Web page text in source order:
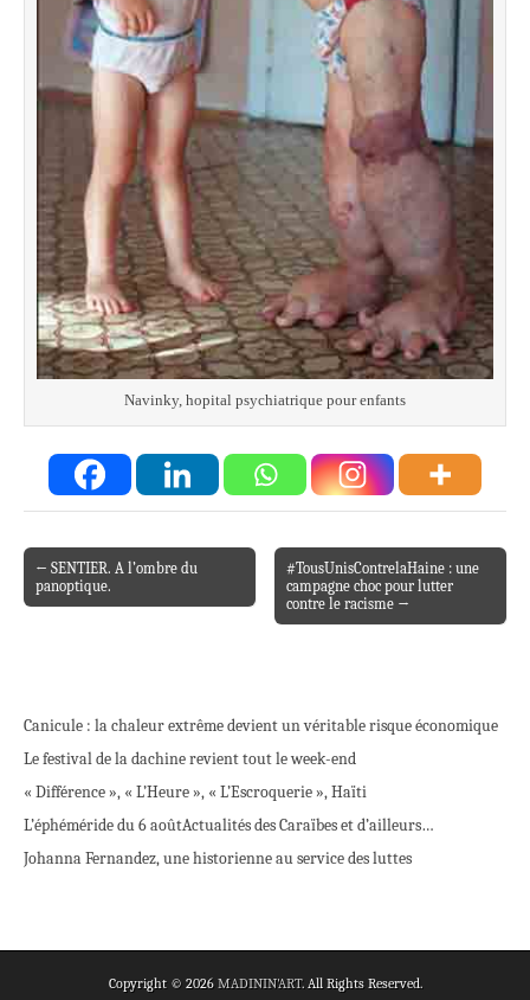
Navinky, hopital psychiatrique pour enfants
Post navigation
← SENTIER. A l’ombre du
panoptique.
#TousUnisContrelaHaine : une
campagne choc pour lutter
contre le racisme →
Canicule : la chaleur extrême devient un véritable risque économique
Le festival de la dachine revient tout le week-end
« Différence », « L’Heure », « L’Escroquerie », Haïti
L’éphéméride du 6 aoûtActualités des Caraïbes et d’ailleurs…
Johanna Fernandez, une historienne au service des luttes
Copyright © 2026 MADININ'ART. All Rights Reserved.